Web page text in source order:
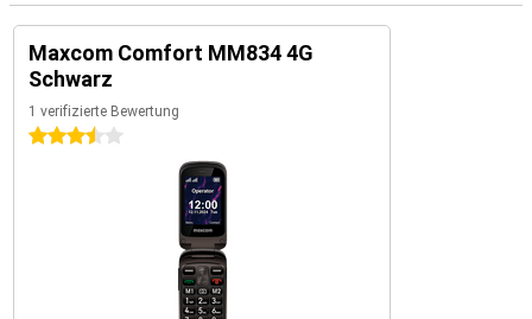
Maxcom Comfort MM834 4G
Schwarz
1 verifizierte Bewertung
3.5 Sterne